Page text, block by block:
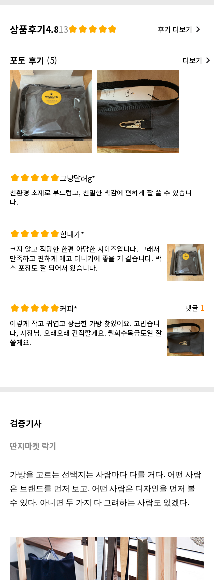
상품후기4.813 후기 더보기
포토 후기 (5) 더보기
그냥달려g*
친환경 소재로 부드럽고, 친밀한 색감에 편하게 잘 쓸 수 있습니
다.
힘내가*
크지 않고 적당한 한편 아담한 사이즈입니다. 그래서
만족하고 편하게 메고 다니기에 좋을 거 같습니다. 박
스 포장도 잘 되어서 왔습니다.
커피* 댓글 1
이렇게 작고 귀엽고 상큼한 가방 찾았어요. 고맙습니
다, 사장님. 오래오래 간직할게요. 둴화수목금토일 잘
쓸게요.
검증기사
딴지마켓 락기
가방을 고르는 선택지는 사람마다 다를 거다. 어떤 사람
은 브랜드를 먼저 보고, 어떤 사람은 디자인을 먼저 볼
수 있다. 아니면 두 가지 다 고려하는 사람도 있겠다.